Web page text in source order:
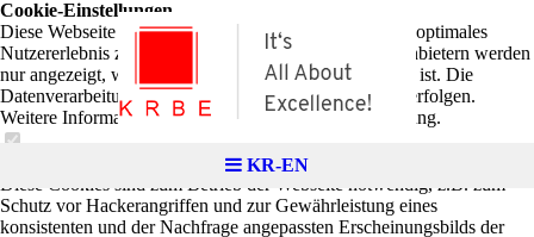
KR-EN
Cookie-Einstellungen
Diese Webseite verwendet Cookies, um Besuchern ein optimales
Nutzererlebnis zu bieten. Bestimmte Inhalte von Drittanbietern werden
nur angezeigt, wenn die entsprechende Option aktiviert ist. Die
Datenverarbeitung kann dann auch in einem Drittland erfolgen.
Weitere Informationen hierzu in der Datenschutzerklärung.
Diese Cookies sind zum Betrieb der Webseite notwendig, z.B. zum
Schutz vor Hackerangriffen und zur Gewährleistung eines
konsistenten und der Nachfrage angepassten Erscheinungsbilds der